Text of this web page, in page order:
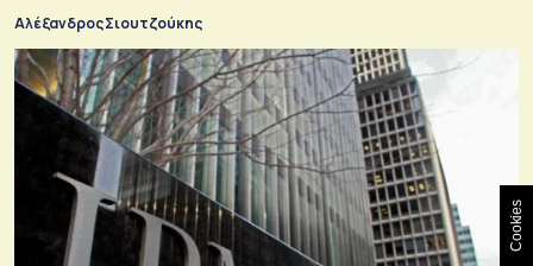
Αλέξανδρος Σιουτζούκης
Cookies